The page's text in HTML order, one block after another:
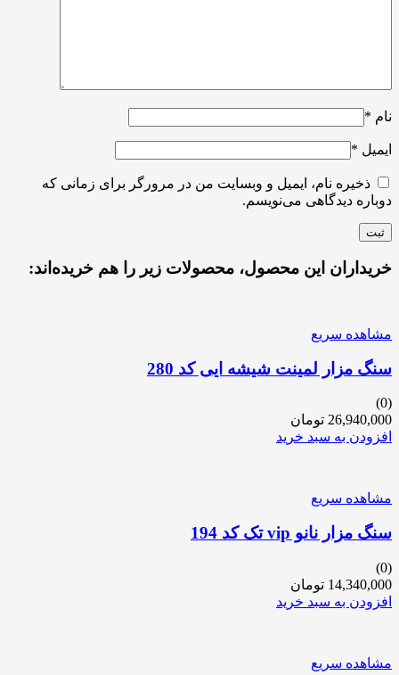
نام *
ایمیل *
ذخیره نام، ایمیل و وبسایت من در مرورگر برای زمانی که
دوباره دیدگاهی می‌نویسم.
خریداران این محصول، محصولات زیر را هم خریده‌اند:
مشاهده سریع
سنگ مزار لمینت شیشه ایی کد 280
(0)
26,940,000 تومان
افزودن به سبد خرید
مشاهده سریع
سنگ مزار نانو vip تک کد 194
(0)
14,340,000 تومان
افزودن به سبد خرید
مشاهده سریع